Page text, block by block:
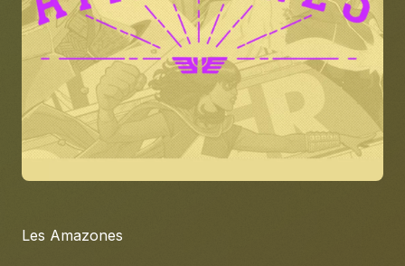
À propos
S'impliquer
Carrière
Location studio
Les Amazones